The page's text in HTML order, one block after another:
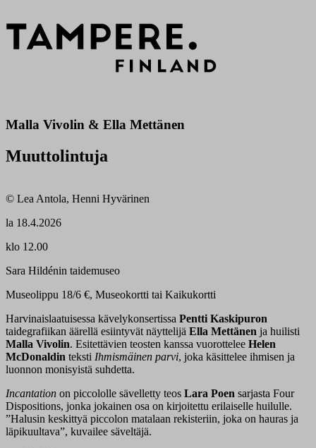
Malla Vivolin & Ella Mettänen
Muuttolintuja
© Lea Antola, Henni Hyvärinen
la 18.4.2026
klo 12.00
Sara Hildénin taidemuseo
Museolippu 18/6 €, Museokortti tai Kaikukortti
Harvinaislaatuisessa kävelykonsertissa Pentti Kaskipuron
taidegrafiikan äärellä esiintyvät näyttelijä Ella Mettänen ja huilisti
Malla Vivolin. Esitettävien teosten kanssa vuorottelee Helen
McDonaldin teksti Ihmismäinen parvi, joka käsittelee ihmisen ja
luonnon monisyistä suhdetta.
Incantation on piccololle sävelletty teos Lara Poen sarjasta Four
Dispositions, jonka jokainen osa on kirjoitettu erilaiselle huilulle.
”Halusin keskittyä piccolon matalaan rekisteriin, joka on hauras ja
läpikuultava”, kuvailee säveltäjä.